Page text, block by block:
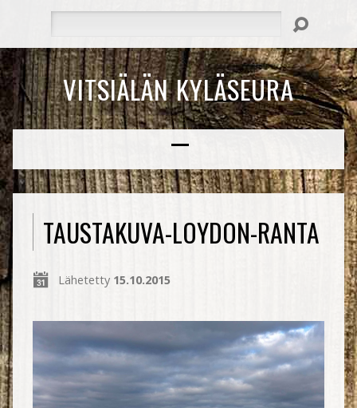
VITSIÄLÄN KYLÄSEURA
TAUSTAKUVA-LOYDON-RANTA
Lähetetty 15.10.2015